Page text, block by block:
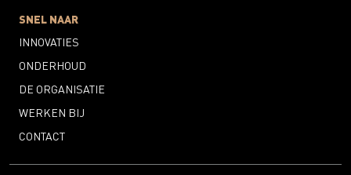
SNEL NAAR
INNOVATIES
ONDERHOUD
DE ORGANISATIE
WERKEN BIJ
CONTACT